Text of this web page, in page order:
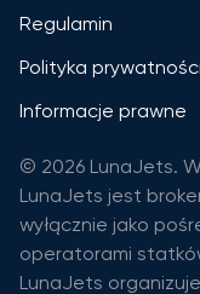
Regulamin
Polityka prywatności
Informacje prawne
© 2026 LunaJets.
LunaJets jest
wyłącznie jako
operatorami
LunaJets